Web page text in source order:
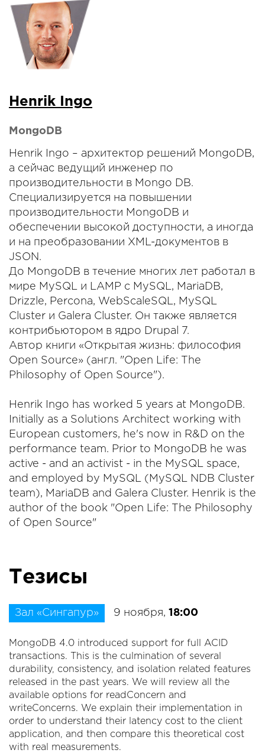
Henrik Ingo
MongoDB
Henrik Ingo – архитектор решений MongoDB,
а сейчас ведущий инженер по
производительности в Mongo DB.
Специализируется на повышении
производительности MongoDB и
обеспечении высокой доступности, а иногда
и на преобразовании XML-документов в
JSON.
До MongoDB в течение многих лет работал в
мире MySQL и LAMP с MySQL, MariaDB,
Drizzle, Percona, WebScaleSQL, MySQL
Cluster и Galera Cluster. Он также является
контрибьютором в ядро Drupal 7.
Автор книги «Открытая жизнь: философия
Open Source» (англ. "Open Life: The
Philosophy of Open Source").
Henrik Ingo has worked 5 years at MongoDB.
Initially as a Solutions Architect working with
European customers, he's now in R&D on the
performance team. Prior to MongoDB he was
active - and an activist - in the MySQL space,
and employed by MySQL (MySQL NDB Cluster
team), MariaDB and Galera Cluster. Henrik is the
author of the book "Open Life: The Philosophy
of Open Source"
Тезисы
Зал «Сингапур» 9 ноября, 18:00
MongoDB 4.0 introduced support for full ACID
transactions. This is the culmination of several
durability, consistency, and isolation related features
released in the past years. We will review all the
available options for readConcern and
writeConcerns. We explain their implementation in
order to understand their latency cost to the client
application, and then compare this theoretical cost
with real measurements.